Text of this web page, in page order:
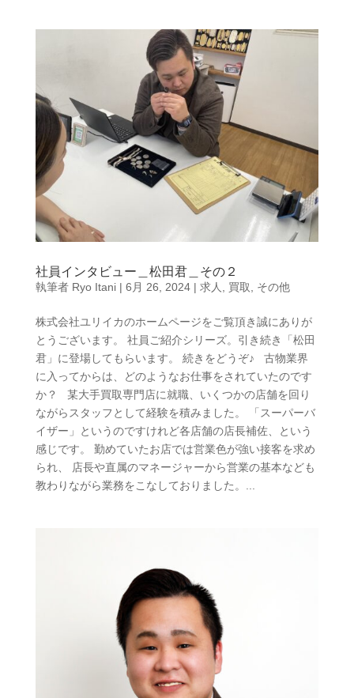
社員インタビュー＿松田君＿その２
執筆者 Ryo Itani| 6月 26, 2024| 求人 買取 その他
株式会社ユリイカのホームページをご覧頂き誠にありが
とうございます。 社員ご紹介シリーズ。引き続き「松田
君」に登場してもらいます。 続きをどうぞ♪ 古物業界
に入ってからは、どのようなお仕事をされていたのです
か？ 某大手買取専門店に就職、いくつかの店舗を回り
ながらスタッフとして経験を積みました。 「スーパーバ
イザー」というのですけれど各店舗の店長補佐、という
感じです。 勤めていたお店では営業色が強い接客を求め
られ、 店長や直属のマネージャーから営業の基本なども
教わりながら業務をこなしておりました。...